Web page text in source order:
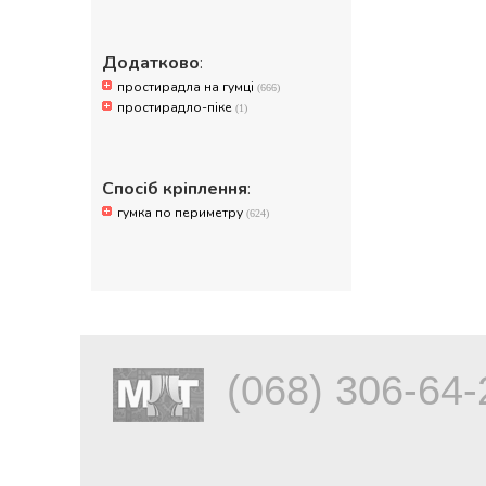
Додатково:
простирадла на гумці (666)
простирадло-піке (1)
Спосіб кріплення:
гумка по периметру (624)
(068) 306-64-